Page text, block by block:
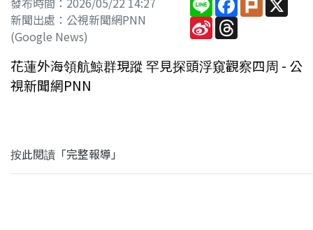
新聞出處：公視新聞網PNN
(Google News)
Sina
Weibo
Threads
花蓮外海領航鯨群現蹤 罕見探頭浮窺觀察四周 - 公
視新聞網PNN
按此閱讀「完整報導」